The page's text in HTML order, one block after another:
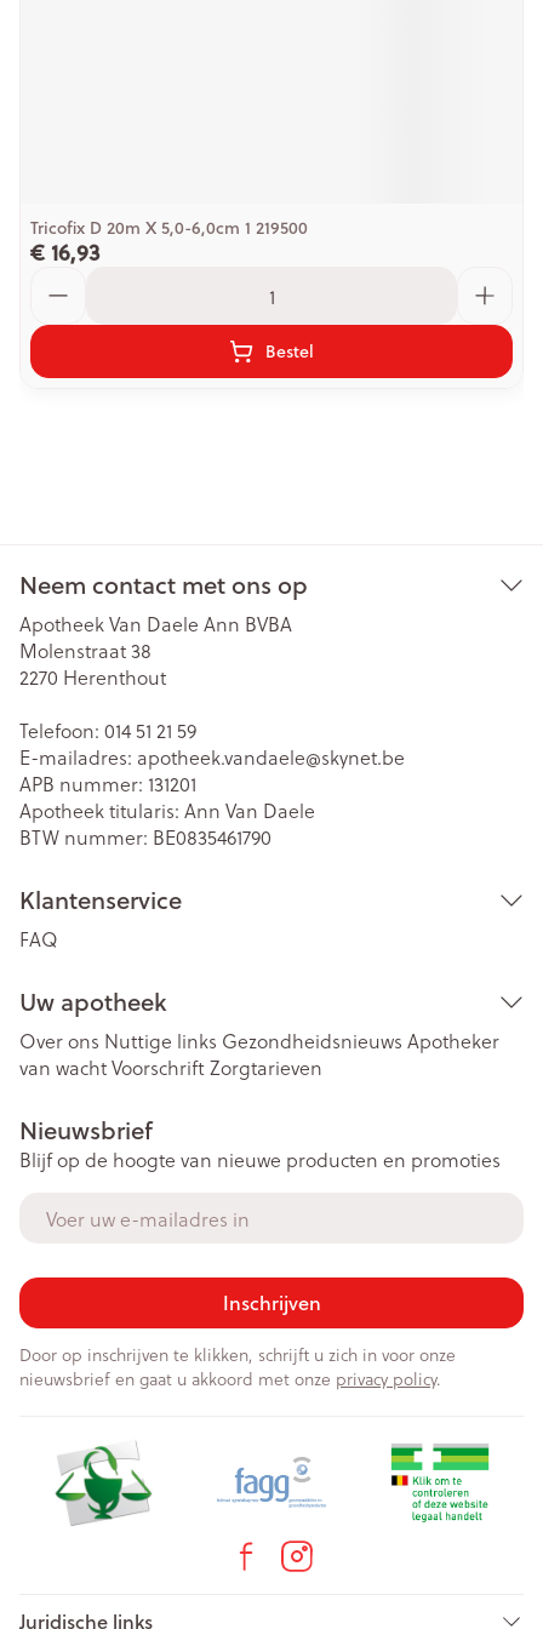
Tricofix D 20m X 5,0-6,0cm 1 219500
€ 16,93
Bestel
Neem contact met ons op
Apotheek Van Daele Ann BVBA
Molenstraat 38
2270 Herenthout
Telefoon: 014 51 21 59
E-mailadres: apotheek.vandaele@skynet.be
APB nummer: 131201
Apotheek titularis: Ann Van Daele
BTW nummer: BE0835461790
Klantenservice
FAQ
Uw apotheek
Over ons Nuttige links Gezondheidsnieuws Apotheker
van wachtVoorschriftZorgtarieven
Nieuwsbrief
Blijf op de hoogte van nieuwe producten en promoties
Inschrijven
Door op inschrijven te klikken, schrijft u zich in voor onze
nieuwsbrief en gaat u akkoord met onze privacy policy.
Juridische links